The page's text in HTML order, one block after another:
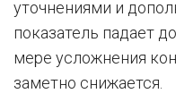
уточнениями и
показатель падает
мере усложнения
заметно снижается.